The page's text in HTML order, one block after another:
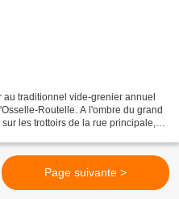
traditionnel vide-grenier annuel
Routelle. A l'ombre du grand
les trottoirs de la rue principale,
Page suivante >